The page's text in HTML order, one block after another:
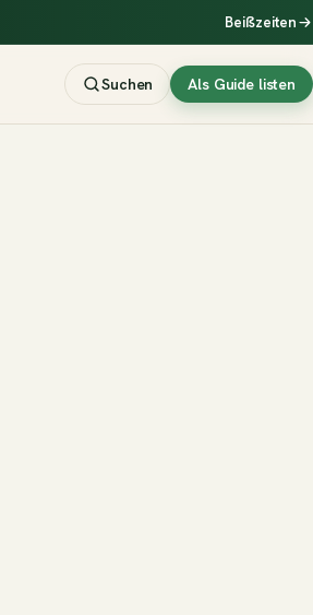
Beißzeiten
Suchen Als Guide listen